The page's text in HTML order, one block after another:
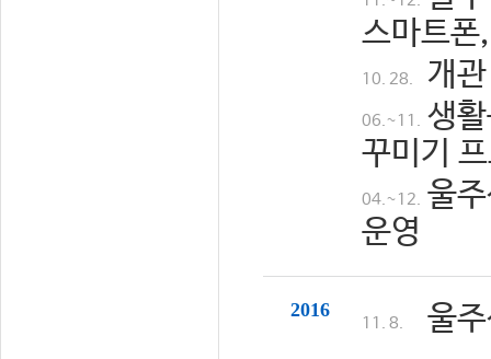
스마트
10. 28. 개
06.~11. 생
꾸미기
04.~12. 울
운영
2016
11. 8. 울